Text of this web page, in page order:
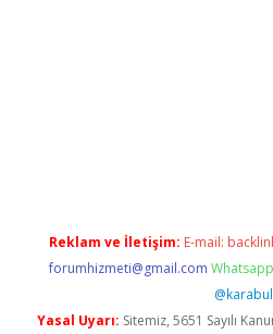
Reklam ve İletişim: E-mail:
forumhizmeti@gmail.com
@karabul
Yasal Uyarı: Sitemiz, 5651 Sayılı